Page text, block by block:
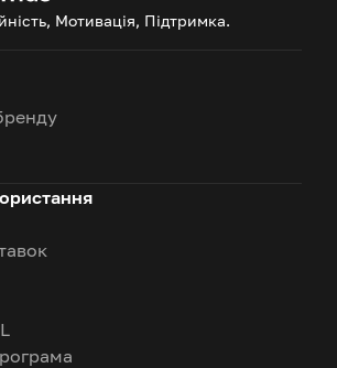
Мотивація, Підтримка.